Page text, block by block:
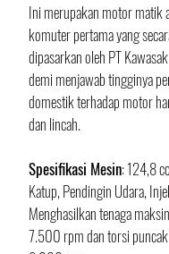
Ini merupakan motor matik
komuter pertama yang
dipasarkan oleh PT
demi menjawab tingginya
domestik terhadap motor
dan lincah.
​Spesifikasi Mesin: 124,8
Katup, Pendingin Udara,
Menghasilkan tenaga
7.500 rpm dan torsi